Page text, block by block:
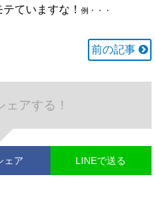
ていますな！ 例・・・
前の記事
ェアする！
ェア LINEで送る